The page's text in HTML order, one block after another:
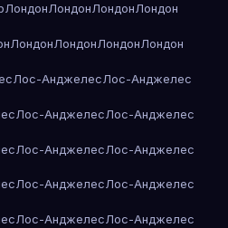
ЛондонЛондонЛондонЛондон
ЛондонЛондонЛондонЛондон
Лос-АнджелесЛос-Анджелес
Лос-АнджелесЛос-Анджелес
Лос-АнджелесЛос-Анджелес
Лос-АнджелесЛос-Анджелес
Лос-АнджелесЛос-Анджелес